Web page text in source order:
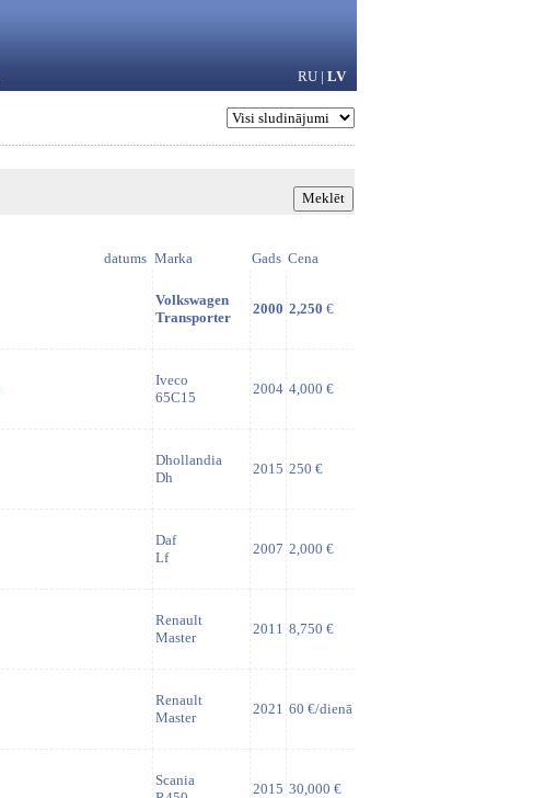
RU | LV
datums Marka Gads Cena
Volkswagen
Transporter
2000 2,250 €
Iveco
65C15
2004 4,000 €
Dhollandia
Dh
2015 250 €
Daf
Lf
2007 2,000 €
Renault
Master
2011 8,750 €
Renault
Master
2021 60 €/dienā
Scania
2015 30,000 €